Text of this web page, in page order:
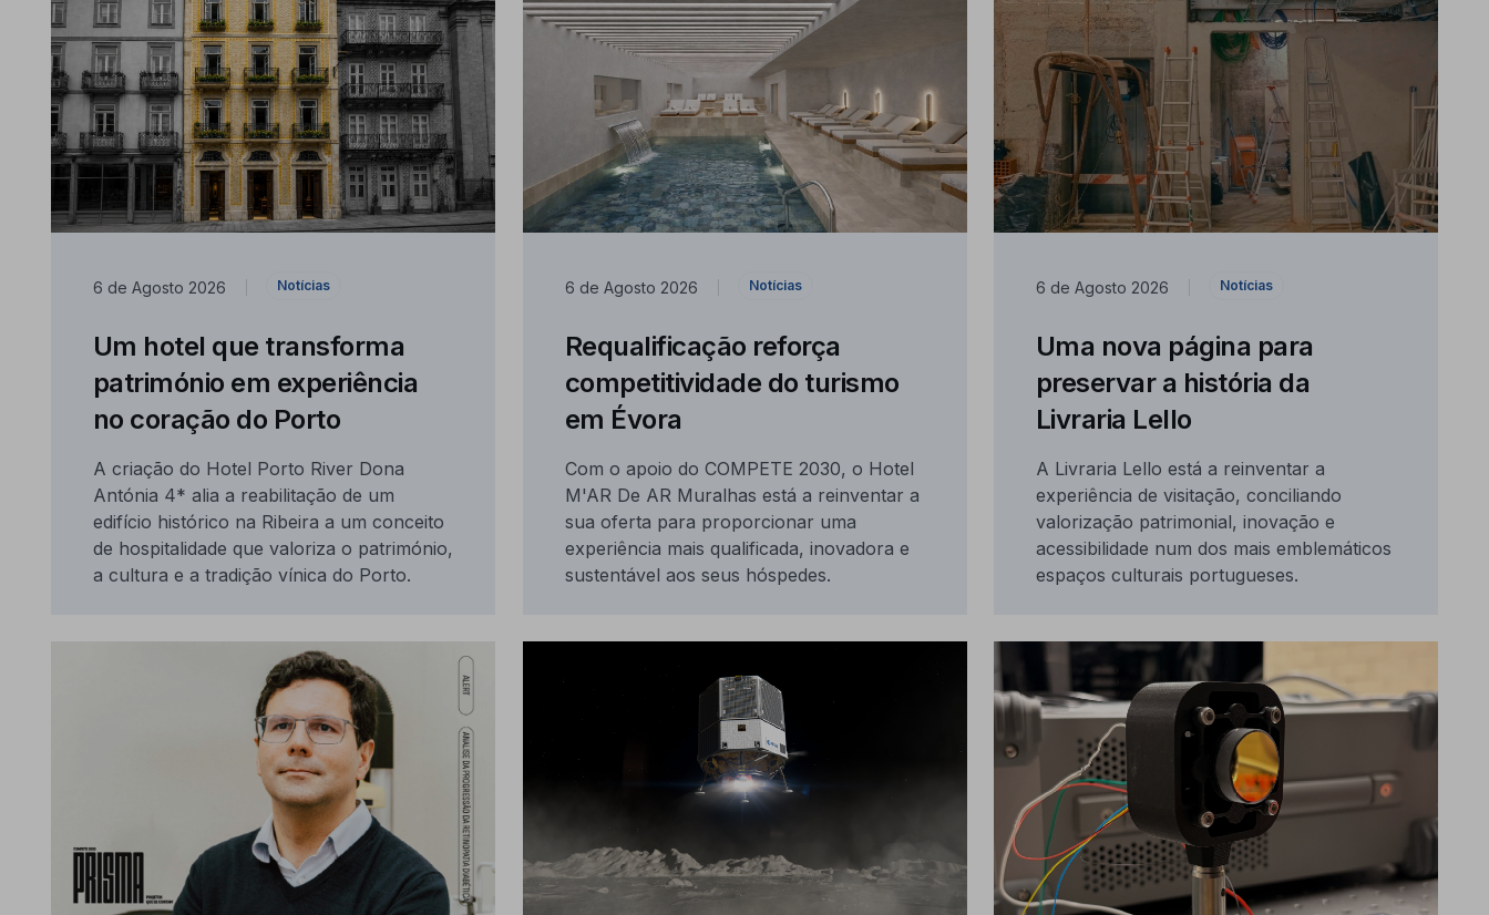
6 de Agosto 2026 Notícias
Um hotel que transforma
património em experiência
no coração do Porto
A criação do Hotel Porto River Dona
Antónia 4* alia a reabilitação de um
edifício histórico na Ribeira a um conceito
de hospitalidade que valoriza o património,
a cultura e a tradição vínica do Porto.
6 de Agosto 2026 Notícias
Requalificação reforça
competitividade do turismo
em Évora
Com o apoio do COMPETE 2030, o Hotel
M'AR De AR Muralhas está a reinventar a
sua oferta para proporcionar uma
experiência mais qualificada, inovadora e
sustentável aos seus hóspedes.
6 de Agosto 2026 Notícias
Uma nova página para
preservar a história da
Livraria Lello
A Livraria Lello está a reinventar a
experiência de visitação, conciliando
valorização patrimonial, inovação e
acessibilidade num dos mais emblemáticos
espaços culturais portugueses.